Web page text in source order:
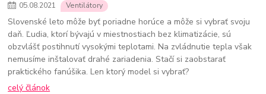
05.08.2021 Ventilátory
Slovenské leto môže byť poriadne horúce a môže si vybrať svoju
daň. Ľudia, ktorí bývajú v miestnostiach bez klimatizácie, sú
obzvlášť postihnutí vysokými teplotami. Na zvládnutie tepla však
nemusíme inštalovať drahé zariadenia. Stačí si zaobstarať
praktického fanúšika. Len ktorý model si vybrať?
celý článok